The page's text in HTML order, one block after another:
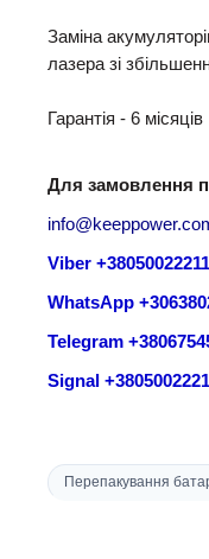
Заміна
лазера зі
Гарантія - 6 місяців
Для замовлення
Viber
WhatsApp
Telegram
Signal
Перепакування